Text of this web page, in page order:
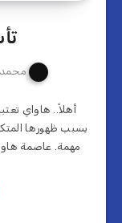
محمد
أهلاً.. هاواي
بسبب ظهورها
مهمة. عاصمة